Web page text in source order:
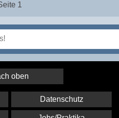
1
oben
Datenschutz